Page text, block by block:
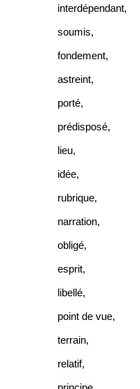
interdépendant,
soumis,
fondement,
astreint,
porté,
prédisposé,
lieu,
idée,
rubrique,
narration,
obligé,
esprit,
libellé,
point de vue,
terrain,
relatif,